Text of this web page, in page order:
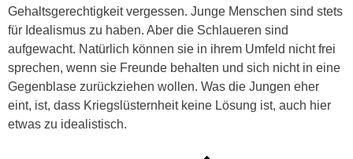
Gehaltsgerechtigkeit vergessen. Junge Menschen sind stets
für Idealismus zu haben. Aber die Schlaueren sind
aufgewacht. Natürlich können sie in ihrem Umfeld nicht frei
sprechen, wenn sie Freunde behalten und sich nicht in eine
Gegenblase zurückziehen wollen. Was die Jungen eher
eint, ist, dass Kriegslüsternheit keine Lösung ist, auch hier
etwas zu idealistisch.